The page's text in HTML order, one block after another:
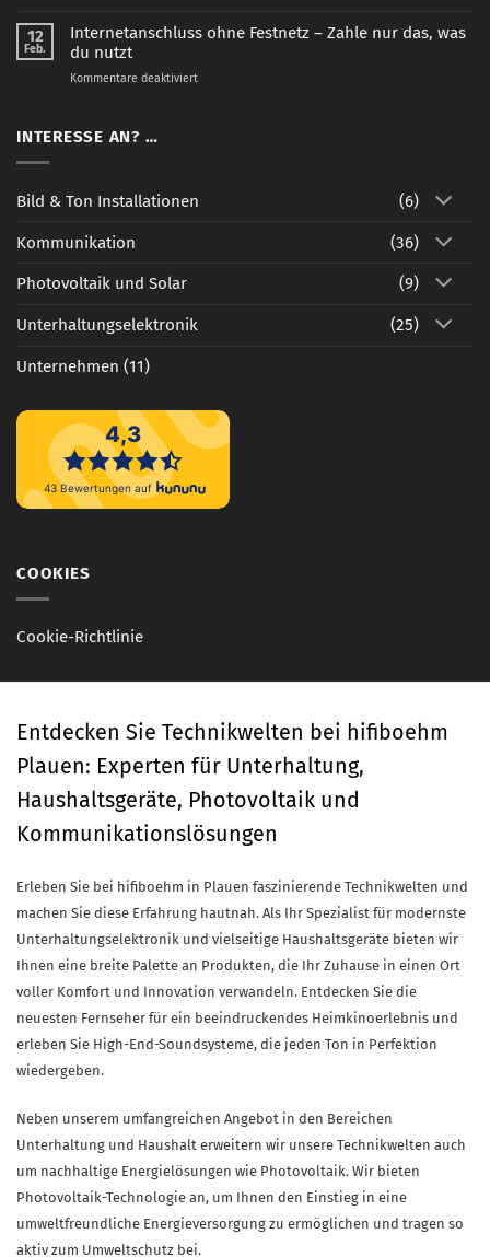
rund
12
Feb.
Internetanschluss ohne Festnetz – Zahle nur das, was
du nutzt
Kommentare deaktiviertfür
das,
INTERESSE AN? …
Bild & Ton Installationen (6)
Kommunikation (36)
Photovoltaik und Solar (9)
Unterhaltungselektronik (25)
Unternehmen (11)
COOKIES
Cookie-Richtlinie
Entdecken Sie Technikwelten bei hifiboehm
Plauen: Experten für Unterhaltung,
Haushaltsgeräte, Photovoltaik und
Kommunikationslösungen
Erleben Sie bei hifiboehm in Plauen faszinierende Technikwelten und
machen Sie diese Erfahrung hautnah. Als Ihr Spezialist für modernste
Unterhaltungselektronik und vielseitige Haushaltsgeräte bieten wir
Ihnen eine breite Palette an Produkten, die Ihr Zuhause in einen Ort
voller Komfort und Innovation verwandeln. Entdecken Sie die
neuesten Fernseher für ein beeindruckendes Heimkinoerlebnis und
erleben Sie High-End-Soundsysteme, die jeden Ton in Perfektion
wiedergeben.
Neben unserem umfangreichen Angebot in den Bereichen
Unterhaltung und Haushalt erweitern wir unsere Technikwelten auch
um nachhaltige Energielösungen wie Photovoltaik. Wir bieten
Photovoltaik-Technologie an, um Ihnen den Einstieg in eine
umweltfreundliche Energieversorgung zu ermöglichen und tragen so
aktiv zum Umweltschutz bei.